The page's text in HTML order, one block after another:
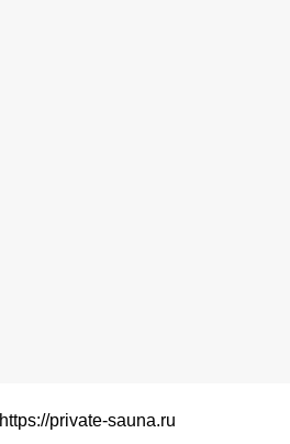
https://private-sauna.ru